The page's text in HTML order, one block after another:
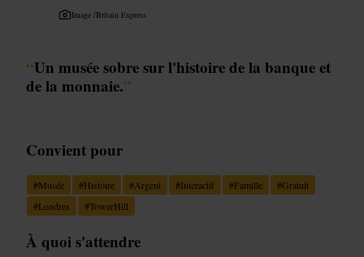
Image /Britain Express
“Un musée sobre sur l'histoire de la banque et
de la monnaie.”
Convient pour
#Musée #Histoire #Argent #Interactif #Famille #Gratuit
#Londres #TowerHill
À quoi s'attendre